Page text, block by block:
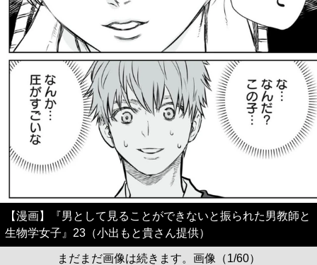
【漫画】『男として見ることができないと振られた男教師と
生物学女子』23（小出もと貴さん提供）
まだまだ画像は続きます。画像（1/60）